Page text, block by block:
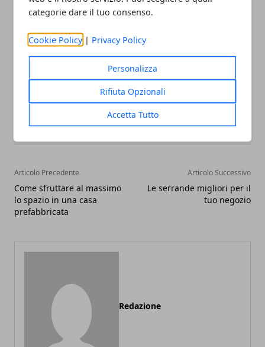
categorie dare il tuo consenso.
Cookie Policy | Privacy Policy
Personalizza
Rifiuta Opzionali
Accetta Tutto
aver chiaro in mente il quadro completo della
situazione.
Facebook
TwitterWhatsapp
Articolo Precedente
Come sfruttare al massimo
lo spazio in una casa
prefabbricata
Articolo Successivo
Le serrande migliori per il
tuo negozio
Redazione